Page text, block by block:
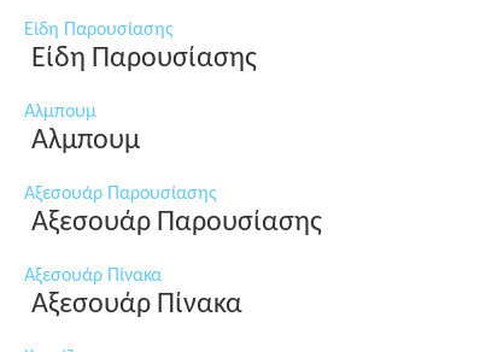
Είδη Παρουσίασης
Είδη Παρουσίασης
Αλμπουμ
Αλμπουμ
Αξεσουάρ Παρουσίασης
Αξεσουάρ Παρουσίασης
Αξεσουάρ Πίνακα
Αξεσουάρ Πίνακα